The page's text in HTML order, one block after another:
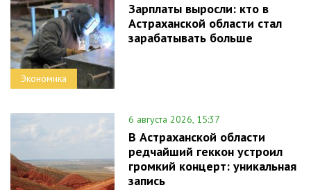
Экономика
Зарплаты выросли: кто в
Астраханской области стал
зарабатывать больше
6 августа 2026, 15:37
В Астраханской области
редчайший геккон устроил
громкий концерт: уникальная
запись